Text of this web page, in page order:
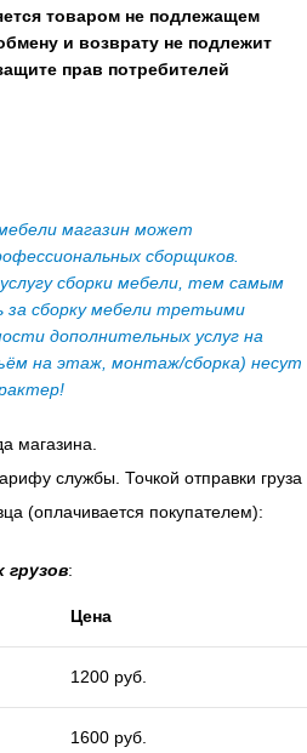
товаром не подлежащем
и возврату не подлежит
прав потребителей
магазин может
сборщиков.
сборки мебели, тем самым
сборку мебели третьими
дополнительных услуг на
на этаж, монтаж/сборка) несут
магазина.
службы. Точкой отправки груза
(оплачивается покупателем):
грузов:
Цена
1200 руб.
1600 руб.